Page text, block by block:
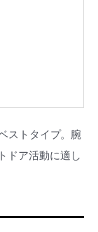
ストタイプ。腕
ドア活動に適し